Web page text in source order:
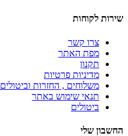
שירות לקוחות
צרו קשר
מפת האתר
תקנון
מדיניות פרטיות
משלוחים , החזרות וביטולים
תנאי שימוש באתר
ביטולים
החשבון שלי